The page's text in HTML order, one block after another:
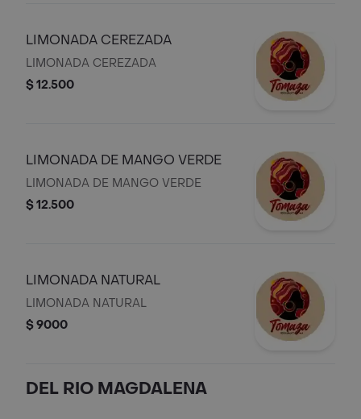
LIMONADA CEREZADA
LIMONADA CEREZADA
$ 12.500
LIMONADA DE MANGO VERDE
LIMONADA DE MANGO VERDE
$ 12.500
LIMONADA NATURAL
LIMONADA NATURAL
$ 9000
DEL RIO MAGDALENA